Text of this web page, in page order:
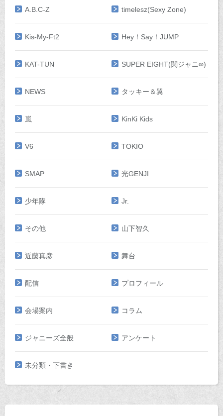
A.B.C-Z timelesz(Sexy Zone)
Kis-My-Ft2 Hey！Say！JUMP
KAT-TUN SUPER EIGHT(関ジャニ∞)
NEWS タッキー＆翼
嵐 KinKi Kids
V6 TOKIO
SMAP 光GENJI
少年隊 Jr.
その他 山下智久
近藤真彦 舞台
配信 プロフィール
会場案内 コラム
ジャニーズ全般 アンケート
未分類・下書き